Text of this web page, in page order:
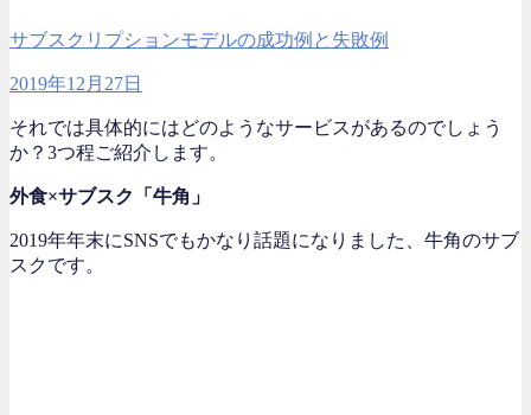
サブスクリプションモデルの成功例と失敗例
2019年12月27日
それでは具体的にはどのようなサービスがあるのでしょう
か？3つ程ご紹介します。
外食×サブスク「牛角」
2019年年末にSNSでもかなり話題になりました、牛角のサブ
スクです。